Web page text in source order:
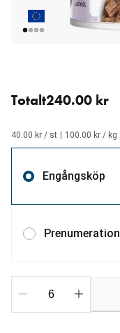
Totalt240.00 kr
40.00 kr / st 100.00 kr / kg
Engångsköp
Prenumeration